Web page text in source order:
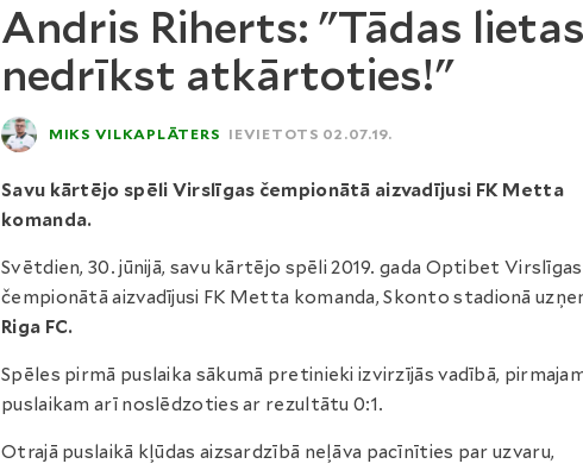
Andris Riherts: "Tādas
nedrīkst atkārtoties!"
MIKS VILKAPLĀTERS IEVIETOTS 02.07.19.
Savu kārtējo spēli Virslīgas čempionātā aizvadījusi FK Metta
komanda.
Svētdien, 30. jūnijā, savu kārtējo spēli 2019. gada Optibet Virslīgas
čempionātā aizvadījusi FK Metta komanda, Skonto stadionā
Riga FC.
Spēles pirmā puslaika sākumā pretinieki izvirzījās vadībā,
puslaikam arī noslēdzoties ar rezultātu 0:1.
Otrajā puslaikā kļūdas aizsardzībā neļāva pacīnīties par uzvaru,